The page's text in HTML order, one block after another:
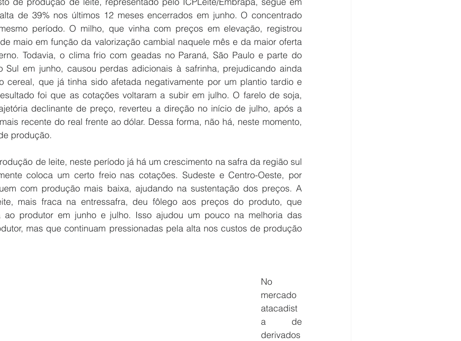
de 39% nos últimos 12 meses encerrados em junho. O concentrado
período. O milho, que vinha com preços em elevação, registrou
maio em função da valorização cambial naquele mês e da maior oferta
Todavia, o clima frio com geadas no Paraná, São Paulo e parte do
Sul em junho, causou perdas adicionais à safrinha, prejudicando ainda
cereal, que já tinha sido afetada negativamente por um plantio tardio e
foi que as cotações voltaram a subir em julho. O farelo de soja,
declinante de preço, reverteu a direção no início de julho, após a
recente do real frente ao dólar. Dessa forma, não há, neste momento,
produção.
de leite, neste período já há um crescimento na safra da região sul
coloca um certo freio nas cotações. Sudeste e Centro-Oeste, por
com produção mais baixa, ajudando na sustentação dos preços. A
mais fraca na entressafra, deu fôlego aos preços do produto, que
ao produtor em junho e julho. Isso ajudou um pouco na melhoria das
mas que continuam pressionadas pela alta nos custos de produção
No
mercado
atacadist
a de
derivados